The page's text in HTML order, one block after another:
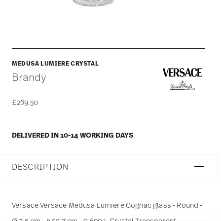
MEDUSA LUMIERE CRYSTAL
Brandy
£269.50
DELIVERED IN 10-14 WORKING DAYS
DESCRIPTION
Versace Versace Medusa Lumiere Cognac glass - Round -